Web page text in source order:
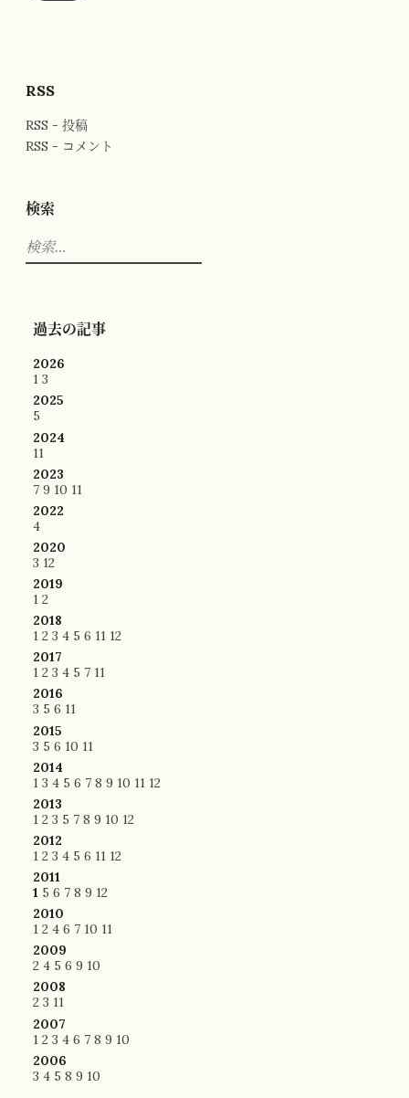
RSS
RSS - 投稿
RSS - コメント
検索
検
索:
過去の記事
2026
1 3
2025
5
2024
11
2023
7 9 10 11
2022
4
2020
3 12
2019
1 2
2018
1 2 3 4 5 6 11 12
2017
1 2 3 4 5 7 11
2016
3 5 6 11
2015
3 5 6 10 11
2014
1 3 4 5 6 7 8 9 10 11 12
2013
1 2 3 5 7 8 9 10 12
2012
1 2 3 4 5 6 11 12
2011
1 5 6 7 8 9 12
2010
1 2 4 6 7 10 11
2009
2 4 5 6 9 10
2008
2 3 11
2007
1 2 3 4 6 7 8 9 10
2006
3 4 5 8 9 10